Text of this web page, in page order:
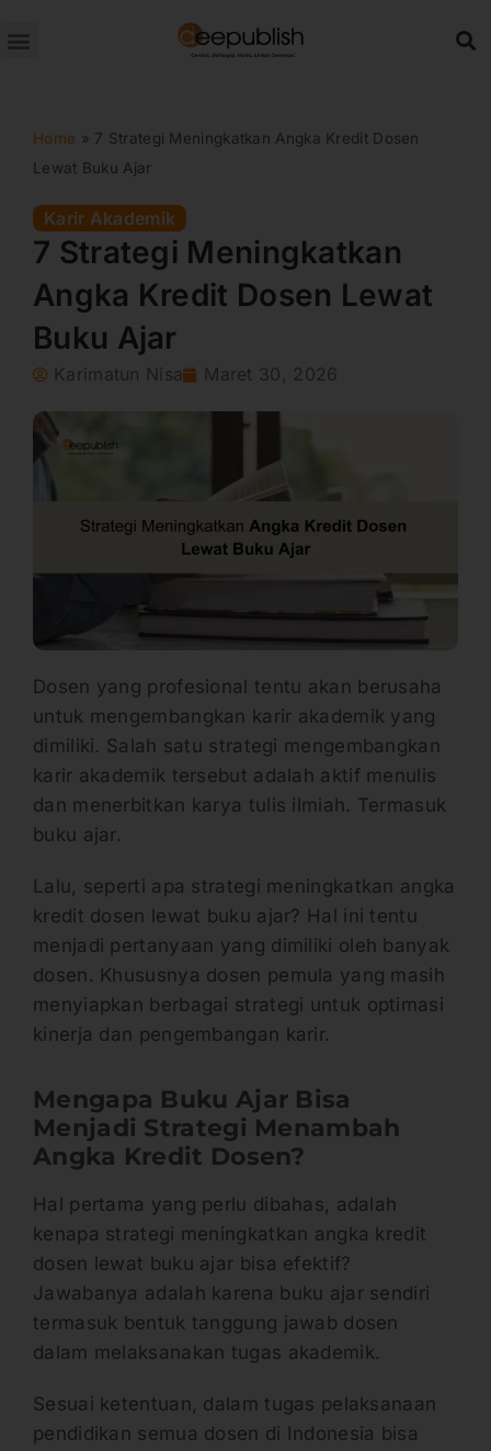
ke
Home » 7 Strategi Meningkatkan Angka Kredit Dosen
Lewat Buku Ajar
Karir Akademik
7 Strategi Meningkatkan
Angka Kredit Dosen Lewat
Buku Ajar
Karimatun Nisa Maret 30, 2026
Dosen yang profesional tentu akan berusaha
untuk mengembangkan karir akademik yang
dimiliki. Salah satu strategi mengembangkan
karir akademik tersebut adalah aktif menulis
dan menerbitkan karya tulis ilmiah. Termasuk
buku ajar.
Lalu, seperti apa strategi meningkatkan angka
kredit dosen lewat buku ajar? Hal ini tentu
menjadi pertanyaan yang dimiliki oleh banyak
dosen. Khususnya dosen pemula yang masih
menyiapkan berbagai strategi untuk optimasi
kinerja dan pengembangan karir.
Mengapa Buku Ajar Bisa
Menjadi Strategi Menambah
Angka Kredit Dosen?
Hal pertama yang perlu dibahas, adalah
kenapa strategi meningkatkan angka kredit
dosen lewat buku ajar bisa efektif?
Jawabanya adalah karena buku ajar sendiri
termasuk bentuk tanggung jawab dosen
dalam melaksanakan tugas akademik.
Sesuai ketentuan, dalam tugas pelaksanaan
pendidikan semua dosen di Indonesia bisa